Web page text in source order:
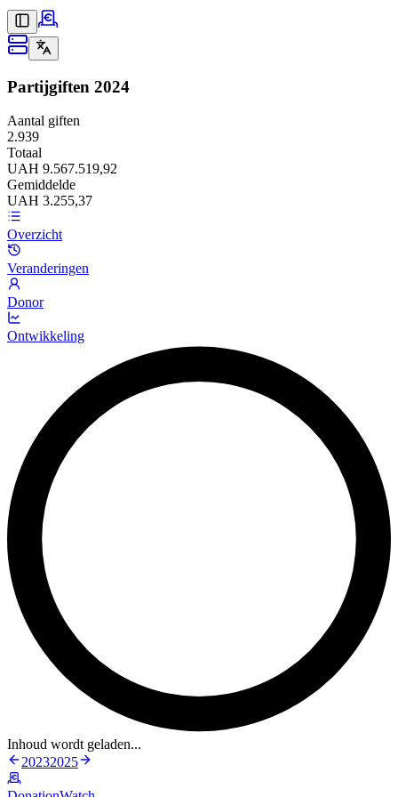
Partijgiften 2024
Aantal giften
2.939
Totaal
UAH 9.567.519,92
Gemiddelde
UAH 3.255,37
Overzicht
Veranderingen
Donor
Ontwikkeling
Inhoud wordt geladen...
20232025